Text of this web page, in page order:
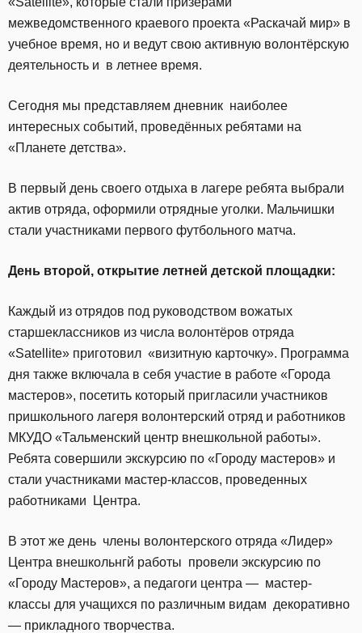
межведомственного краевого проекта «Раскачай мир» в
учебное время, но и ведут свою активную волонтёрскую
деятельность и в летнее время.
Сегодня мы представляем дневник наиболее
интересных событий, проведённых ребятами на
«Планете детства».
В первый день своего отдыха в лагере ребята выбрали
актив отряда, оформили отрядные уголки. Мальчишки
стали участниками первого футбольного матча.
День второй, открытие летней детской площадки:
Каждый из отрядов под руководством вожатых
старшеклассников из числа волонтёров отряда
«Satellite» приготовил «визитную карточку». Программа
дня также включала в себя участие в работе «Города
мастеров», посетить который пригласили участников
пришкольного лагеря волонтерский отряд и работников
МКУДО «Тальменский центр внешкольной работы».
Ребята cовершили экскурсию по «Городу мастеров» и
стали участниками мастер-классов, проведенных
работниками Центра.
В этот же день члены волонтерского отряда «Лидер»
Центра внешкольнгй работы провели экскурсию по
«Городу Мастеров», а педагоги центра — мастер-
классы для учащихся по различным видам декоративно
— прикладного творчества.